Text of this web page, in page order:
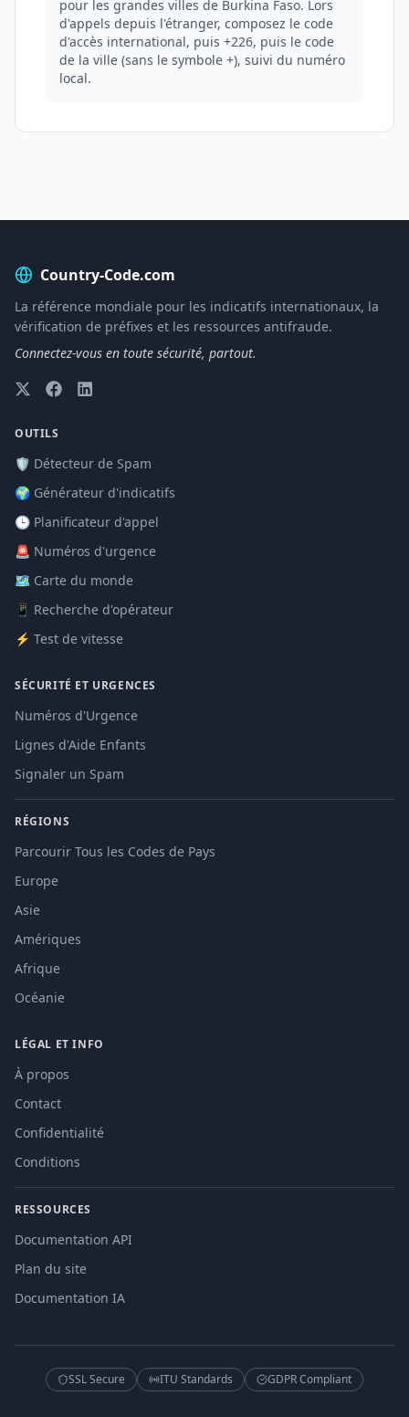
pour les grandes villes de Burkina Faso. Lors
d'appels depuis l'étranger, composez le code
d'accès international, puis +226, puis le code
de la ville (sans le symbole +), suivi du numéro
local.
Country-Code.com
La référence mondiale pour les indicatifs internationaux, la
vérification de préfixes et les ressources antifraude.
Connectez-vous en toute sécurité, partout.
OUTILS
🛡️ Détecteur de Spam
🌍 Générateur d'indicatifs
🕒 Planificateur d'appel
🚨 Numéros d'urgence
🗺️ Carte du monde
📱 Recherche d'opérateur
⚡ Test de vitesse
SÉCURITÉ ET URGENCES
Numéros d'Urgence
Lignes d'Aide Enfants
Signaler un Spam
RÉGIONS
Parcourir Tous les Codes de Pays
Europe
Asie
Amériques
Afrique
Océanie
LÉGAL ET INFO
À propos
Contact
Confidentialité
Conditions
RESSOURCES
Documentation API
Plan du site
Documentation IA
SSL Secure ITU Standards GDPR Compliant